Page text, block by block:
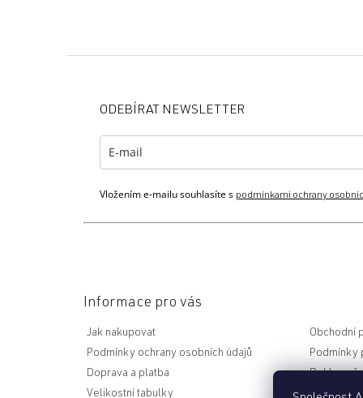
ODEBÍRAT NEWSLETTER
Vložením e-mailu souhlasíte s podmínkami ochrany
Informace pro vás
Jak nakupovat
Obchodní
Podmínky ochrany osobních údajů
Podmínky
Doprava a platba
Velikostní tabulky
Nejčastější